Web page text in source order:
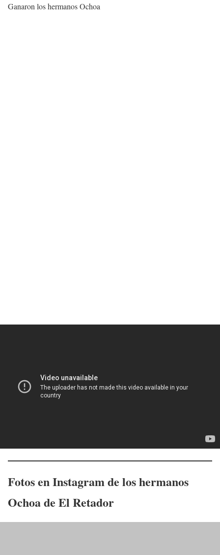
Ganaron los hermanos Ochoa
Fotos en Instagram de los hermanos
Ochoade El Retador